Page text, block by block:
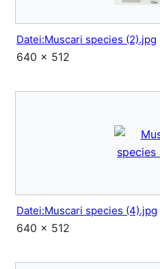
Datei:Muscari species (2).jpg
640 × 512
Datei:Muscari species (4).jpg
640 × 512